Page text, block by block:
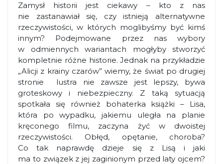
Zamysł historii jest ciekawy – kto z nas
nie zastanawiał się, czy istnieją alternatywne
rzeczywistości, w których moglibyśmy być kimś
innym? Podejmowane przez nas wybory
w odmiennych wariantach mogłyby stworzyć
kompletnie różne historie. Jednak na przykładzie
„Alicji z krainy czarów” wiemy, że świat po drugiej
stronie lustra nie zawsze jest lepszy, bywa
groteskowy i niebezpieczny. Z taką sytuacją
spotkała się również bohaterka książki – Lisa,
która po wypadku, jakiemu uległa na planie
kręconego filmu, zaczyna żyć w dwoistej
rzeczywistości. Obłęd, opętanie, choroba?
Co tak naprawdę dzieje się z Lisą i jaki
ma to związek z jej zaginionym przed laty ojcem?